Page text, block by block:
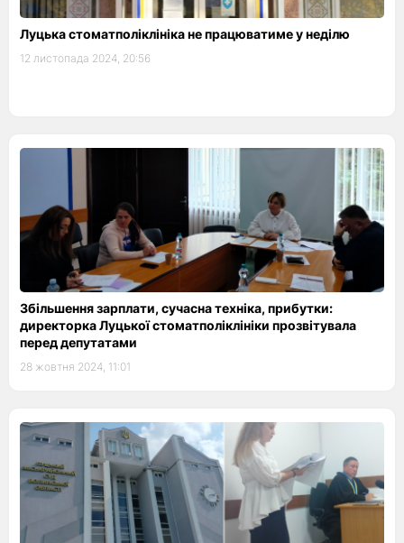
Луцька стоматполіклініка не працюватиме у неділю
12 листопада 2024, 20:56
Збільшення зарплати, сучасна техніка, прибутки:
директорка Луцької стоматполіклініки прозвітувала
перед депутатами
28 жовтня 2024, 11:01